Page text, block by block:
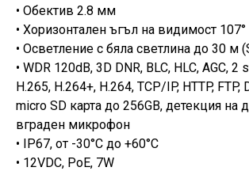
• Обектив 2.8 мм
• Хоризонтален ъгъл на видимост 107°
• Осветление с бяла светлина до 30 м
• WDR 120dB, 3D DNR, BLC, HLC, AGC, 2
H.265, H.264+, H.264, TCP/IP, HTTP, FTP,
micro SD карта до 256GB, детекция на
вграден микрофон
• IP67, oт -30°С до +60°С
• 12VDC, PoE, 7W